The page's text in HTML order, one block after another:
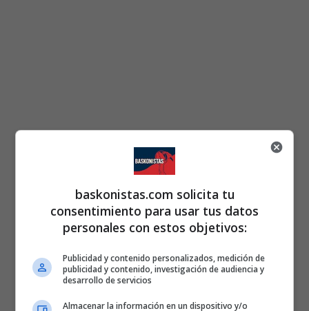
baskonistas.com solicita tu
consentimiento para usar tus datos
personales con estos objetivos:
Publicidad y contenido personalizados, medición de
publicidad y contenido, investigación de audiencia y
desarrollo de servicios
Almacenar la información en un dispositivo y/o